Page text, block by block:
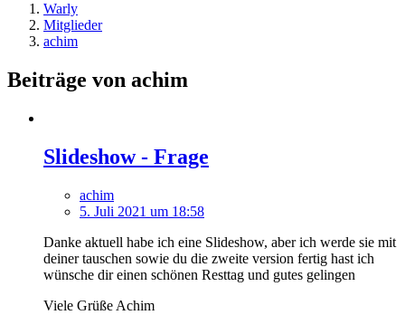
Warly
Mitglieder
achim
Beiträge von achim
Slideshow - Frage
achim
5. Juli 2021 um 18:58
Danke aktuell habe ich eine Slideshow, aber ich werde sie mit
deiner tauschen sowie du die zweite version fertig hast ich
wünsche dir einen schönen Resttag und gutes gelingen
Viele Grüße Achim